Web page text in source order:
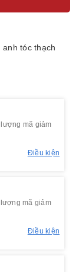
anh tóc thạch
mã giảm
Điều kiện
mã giảm
Điều kiện